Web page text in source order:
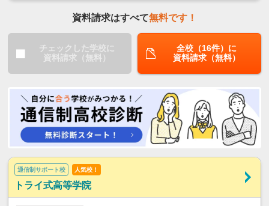
資料請求はすべて無料です！
チェックした学校に
資料請求（無料）
全校（16件）に
資料請求（無料）
通信制サポート校 人気校！
トライ式高等学院